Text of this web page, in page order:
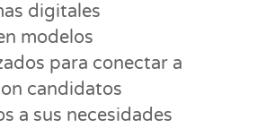
digitales
modelos
para conectar a
candidatos
a sus necesidades